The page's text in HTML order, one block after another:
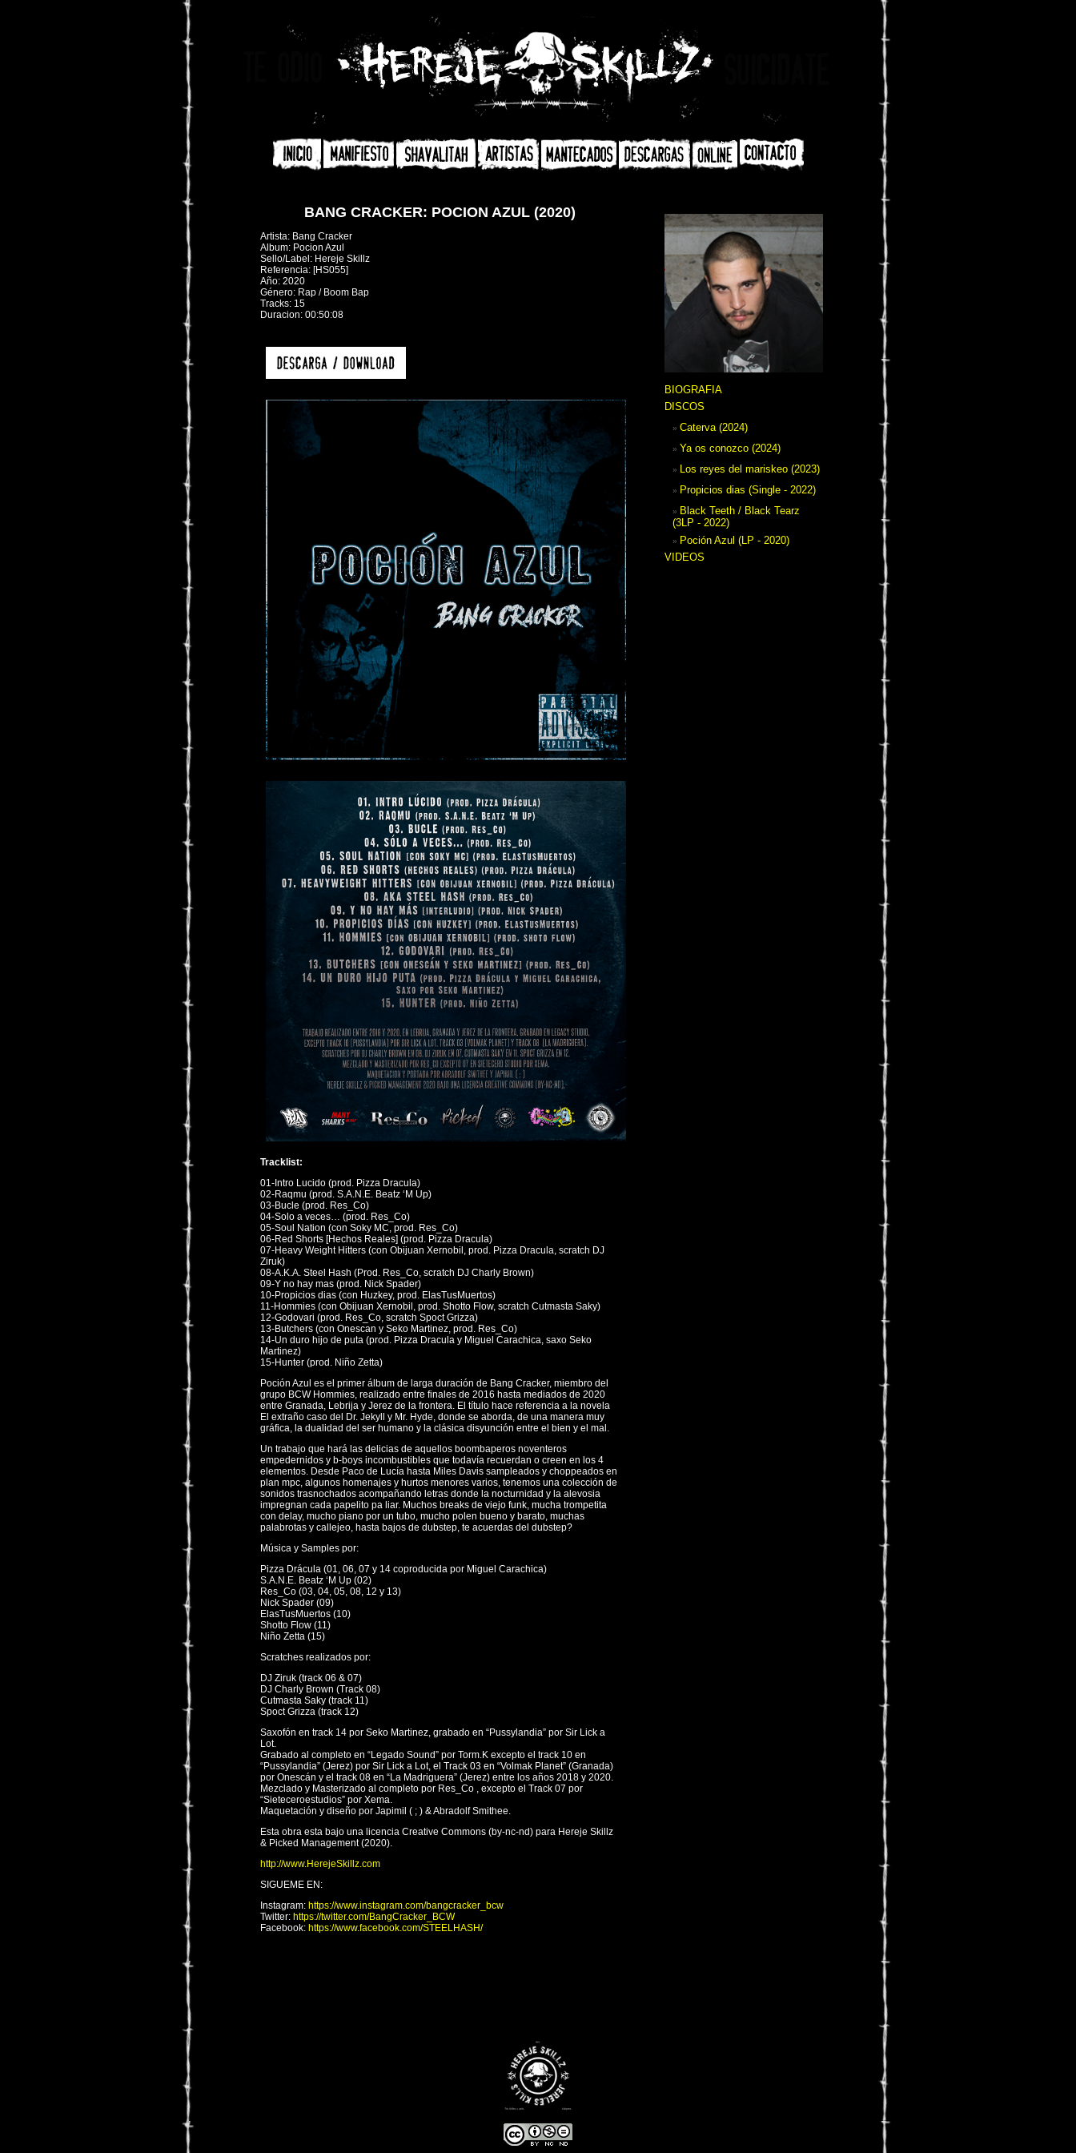
BANG CRACKER: POCION AZUL (2020)
Artista: Bang Cracker
Album: Pocion Azul
Sello/Label: Hereje Skillz
Referencia: [HS055]
Año: 2020
Género: Rap / Boom Bap
Tracks: 15
Duracion: 00:50:08
Tracklist:
01-Intro Lucido (prod. Pizza Dracula)
02-Raqmu (prod. S.A.N.E. Beatz ‘M Up)
03-Bucle (prod. Res_Co)
04-Solo a veces… (prod. Res_Co)
05-Soul Nation (con Soky MC, prod. Res_Co)
06-Red Shorts [Hechos Reales] (prod. Pizza Dracula)
07-Heavy Weight Hitters (con Obijuan Xernobil, prod. Pizza Dracula, scratch DJ
Ziruk)
08-A.K.A. Steel Hash (Prod. Res_Co, scratch DJ Charly Brown)
09-Y no hay mas (prod. Nick Spader)
10-Propicios dias (con Huzkey, prod. ElasTusMuertos)
11-Hommies (con Obijuan Xernobil, prod. Shotto Flow, scratch Cutmasta Saky)
12-Godovari (prod. Res_Co, scratch Spoct Grizza)
13-Butchers (con Onescan y Seko Martinez, prod. Res_Co)
14-Un duro hijo de puta (prod. Pizza Dracula y Miguel Carachica, saxo Seko
Martinez)
15-Hunter (prod. Niño Zetta)
Poción Azul es el primer álbum de larga duración de Bang Cracker, miembro del
grupo BCW Hommies, realizado entre finales de 2016 hasta mediados de 2020
entre Granada, Lebrija y Jerez de la frontera. El título hace referencia a la novela
El extraño caso del Dr. Jekyll y Mr. Hyde, donde se aborda, de una manera muy
gráfica, la dualidad del ser humano y la clásica disyunción entre el bien y el mal.
Un trabajo que hará las delicias de aquellos boombaperos noventeros
empedernidos y b-boys incombustibles que todavía recuerdan o creen en los 4
elementos. Desde Paco de Lucía hasta Miles Davis sampleados y choppeados en
plan mpc, algunos homenajes y hurtos menores varios, tenemos una colección de
sonidos trasnochados acompañando letras donde la nocturnidad y la alevosia
impregnan cada papelito pa liar. Muchos breaks de viejo funk, mucha trompetita
con delay, mucho piano por un tubo, mucho polen bueno y barato, muchas
palabrotas y callejeo, hasta bajos de dubstep, te acuerdas del dubstep?
Música y Samples por:
Pizza Drácula (01, 06, 07 y 14 coproducida por Miguel Carachica)
S.A.N.E. Beatz ‘M Up (02)
Res_Co (03, 04, 05, 08, 12 y 13)
Nick Spader (09)
ElasTusMuertos (10)
Shotto Flow (11)
Niño Zetta (15)
Scratches realizados por:
DJ Ziruk (track 06 & 07)
DJ Charly Brown (Track 08)
Cutmasta Saky (track 11)
Spoct Grizza (track 12)
Saxofón en track 14 por Seko Martinez, grabado en “Pussylandia” por Sir Lick a
Lot.
Grabado al completo en “Legado Sound” por Torm.K excepto el track 10 en
“Pussylandia” (Jerez) por Sir Lick a Lot, el Track 03 en “Volmak Planet” (Granada)
por Onescán y el track 08 en “La Madriguera” (Jerez) entre los años 2018 y 2020.
Mezclado y Masterizado al completo por Res_Co , excepto el Track 07 por
“Sieteceroestudios” por Xema.
Maquetación y diseño por Japimil ( ; ) & Abradolf Smithee.
Esta obra esta bajo una licencia Creative Commons (by-nc-nd) para Hereje Skillz
& Picked Management (2020).
http://www.HerejeSkillz.com
SIGUEME EN:
Instagram: https://www.instagram.com/bangcracker_bcw
Twitter: https://twitter.com/BangCracker_BCW
Facebook: https://www.facebook.com/STEELHASH/
BIOGRAFIA
DISCOS
Caterva (2024)
Ya os conozco (2024)
Los reyes del mariskeo (2023)
Propicios dias (Single - 2022)
Black Teeth / Black Tearz
(3LP - 2022)
Poción Azul (LP - 2020)
VIDEOS